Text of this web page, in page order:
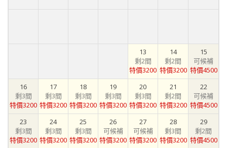
13
剩2間
特價3200
14
剩2間
特價3200
15
可候補
特價4500
16
剩3間
特價3200
17
剩3間
特價3200
18
剩3間
特價3200
19
剩3間
特價3200
20
剩3間
特價3200
21
剩2間
特價3200
22
可候補
特價4500
23
剩3間
特價3200
24
剩3間
特價3200
25
剩3間
特價3200
26
可候補
特價3200
27
可候補
特價3200
28
剩3間
特價3200
29
剩2間
特價4500